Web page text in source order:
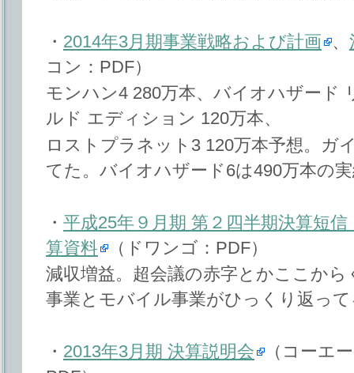
・ 2014年3月期事業戦略および計画 、
コン：PDF）
モンハン4 280万本、バイオハザード
ルド エディション 120万本、
ロストプラネット3 120万本予想。ガ
てた。バイオハザード6は490万本の
・ 平成25年９月期 第２四半期決算短
算資料
（ドワンゴ：PDF）
減収増益。超会議の赤字とかここか
事業とモバイル事業がひっくり返っ
・ 2013年3月期 決算説明会
（コーエ